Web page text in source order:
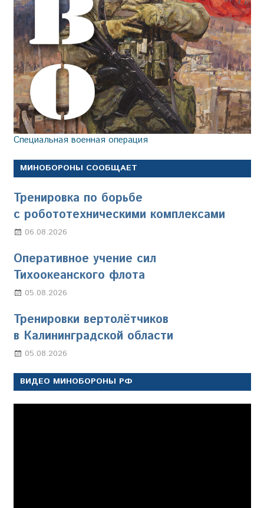
Специальная военная операция
МИНОБОРОНЫ СООБЩАЕТ
Тренировка по борьбе
с робототехническими комплексами
06.08.2026
Оперативное учение сил
Тихоокеанского флота
05.08.2026
Тренировки вертолётчиков
в Калининградской области
05.08.2026
ВИДЕО МИНОБОРОНЫ РФ